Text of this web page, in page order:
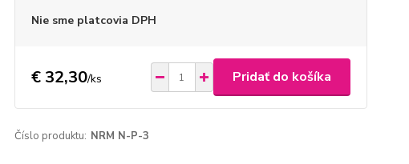
Nie sme platcovia DPH
€ 32,30/ks Pridať do košíka
Číslo produktu: NRM N-P-3